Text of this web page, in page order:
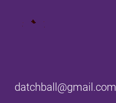
datchball@gmail.com